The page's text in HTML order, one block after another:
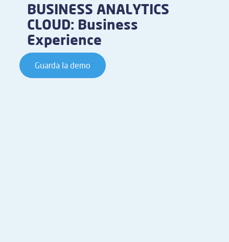
BUSINESS ANALYTICS
CLOUD: Business
Experience
Guarda la demo